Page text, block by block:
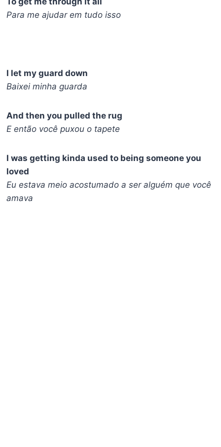
Para me ajudar em tudo isso
I let my guard down
Baixei minha guarda
And then you pulled the rug
E então você puxou o tapete
I was getting kinda used to being someone you
loved
Eu estava meio acostumado a ser alguém que você
amava